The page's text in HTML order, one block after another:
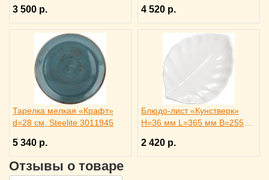
3 500 р. 4 520 р.
Тарелка мелкая «Крафт»
d=28 см, Steelite 3011945
5 340 р.
Блюдо-лист «Кунстверк»
H=36 мм L=365 мм B=255
2 420 р.
Отзывы о товаре